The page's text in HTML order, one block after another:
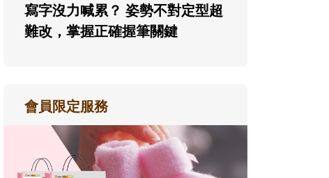
寫字沒力喊累？ 姿勢不對定型超
難改，掌握正確握筆關鍵
會員限定服務